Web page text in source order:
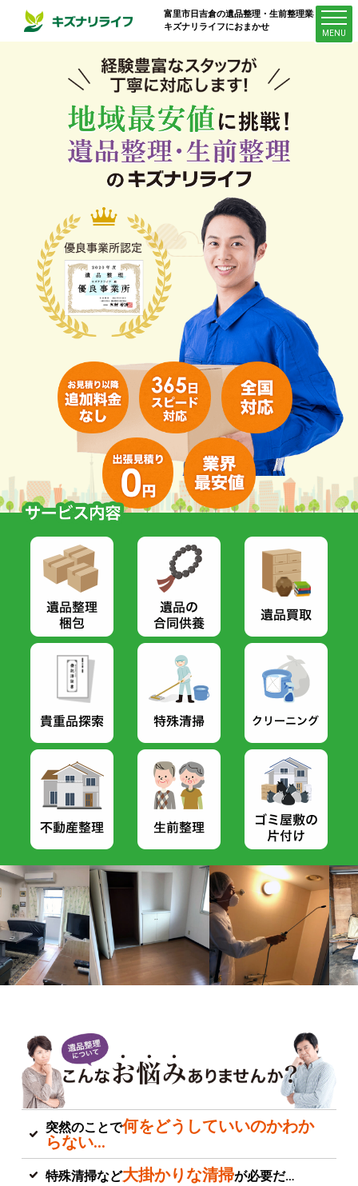
富里市日吉倉の遺品整理・生前整理業者は
キズナリライフにおまかせ
突然のことで何をどうしていいのかわか
らない…
特殊清掃など大掛かりな清掃が必要だ…